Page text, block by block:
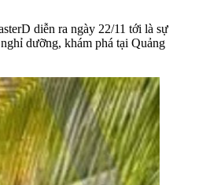
diễn ra ngày 22/11 tới là sự
dưỡng, khám phá tại Quảng